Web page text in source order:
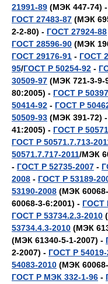
21991-89 (МЭК 447-74) -
ГОСТ 27483-87 (МЭК
2-2-80) - ГОСТ 27924-88
ГОСТ 28596-90 (МЭК
ГОСТ 29176-91 - ГОСТ
95/ГОСТ Р 50254-92 -
30509-97 (МЭК 721-3-9-
80:2005) - ГОСТ Р
50414-92 - ГОСТ Р
50509-93 (МЭК 391-72) -
41:2005) - ГОСТ Р
ГОСТ Р 50571.7.713-
50571.7.717-2011/МЭК
- ГОСТ Р 52735-2007 -
2008 - ГОСТ Р 53189-
53190-2008 (МЭК
60068-3-6:2001) - ГОСТ
ГОСТ Р 53734.2.3-2010
53734.4.3-2010 (МЭК
(МЭК 61340-5-1-2007) -
2-2007) - ГОСТ Р 54019-
54083-2010 (МЭК
ГОСТ Р МЭК 332-1-96 -